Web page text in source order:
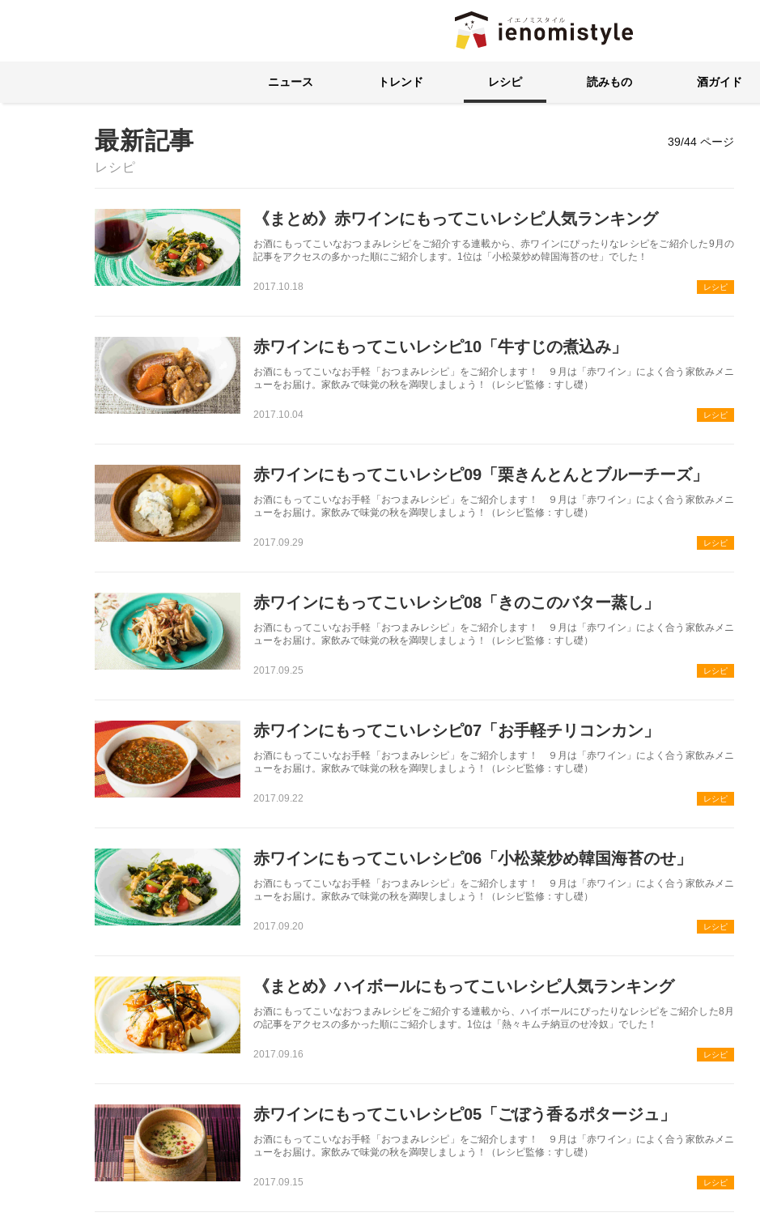
イエノミスタイル 家飲みを楽しむ人
ニュース トレンド レシピ 読みもの 酒ガイド
最新記事
レシピ
39/44 ページ
《まとめ》赤ワインにもってこいレシピ人気ランキング
お酒にもってこいなおつまみレシピをご紹介する連載から、赤ワインにぴったりなレシピをご紹介した9月の
記事をアクセスの多かった順にご紹介します。1位は「小松菜炒め韓国海苔のせ」でした！
2017.10.18 レシピ
赤ワインにもってこいレシピ10「牛すじの煮込み」
お酒にもってこいなお手軽「おつまみレシピ」をご紹介します！ ９月は「赤ワイン」によく合う家飲みメニ
ューをお届け。家飲みで味覚の秋を満喫しましょう！（レシピ監修：すし礎）
2017.10.04 レシピ
赤ワインにもってこいレシピ09「栗きんとんとブルーチーズ」
お酒にもってこいなお手軽「おつまみレシピ」をご紹介します！ ９月は「赤ワイン」によく合う家飲みメニ
ューをお届け。家飲みで味覚の秋を満喫しましょう！（レシピ監修：すし礎）
2017.09.29 レシピ
赤ワインにもってこいレシピ08「きのこのバター蒸し」
お酒にもってこいなお手軽「おつまみレシピ」をご紹介します！ ９月は「赤ワイン」によく合う家飲みメニ
ューをお届け。家飲みで味覚の秋を満喫しましょう！（レシピ監修：すし礎）
2017.09.25 レシピ
赤ワインにもってこいレシピ07「お手軽チリコンカン」
お酒にもってこいなお手軽「おつまみレシピ」をご紹介します！ ９月は「赤ワイン」によく合う家飲みメニ
ューをお届け。家飲みで味覚の秋を満喫しましょう！（レシピ監修：すし礎）
2017.09.22 レシピ
赤ワインにもってこいレシピ06「小松菜炒め韓国海苔のせ」
お酒にもってこいなお手軽「おつまみレシピ」をご紹介します！ ９月は「赤ワイン」によく合う家飲みメニ
ューをお届け。家飲みで味覚の秋を満喫しましょう！（レシピ監修：すし礎）
2017.09.20 レシピ
《まとめ》ハイボールにもってこいレシピ人気ランキング
お酒にもってこいなおつまみレシピをご紹介する連載から、ハイボールにぴったりなレシピをご紹介した8月
の記事をアクセスの多かった順にご紹介します。1位は「熱々キムチ納豆のせ冷奴」でした！
2017.09.16 レシピ
赤ワインにもってこいレシピ05「ごぼう香るポタージュ」
お酒にもってこいなお手軽「おつまみレシピ」をご紹介します！ ９月は「赤ワイン」によく合う家飲みメニ
ューをお届け。家飲みで味覚の秋を満喫しましょう！（レシピ監修：すし礎）
2017.09.15 レシピ